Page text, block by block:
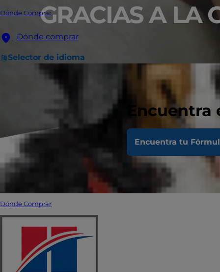
Dónde Comprar
Dónde comprar
Selector de idioma
Encuentra tu
Dónde Comprar
GRACIAS A LA